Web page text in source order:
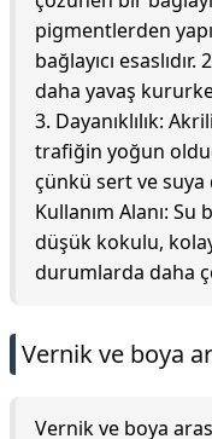
pigmentlerden
bağlayıcı
daha yavaş
3. Dayanıklılık:
trafiğin yoğun
çünkü sert ve suya
Kullanım Alanı:
düşük kokulu,
durumlarda daha
Vernik ve boya
Vernik ve boya